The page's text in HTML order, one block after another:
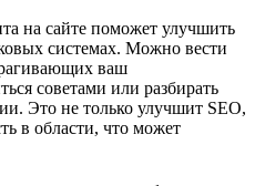
на сайте поможет улучшить
системах. Можно вести
ваш
советами или разбирать
Это не только улучшит SEO,
в области, что может